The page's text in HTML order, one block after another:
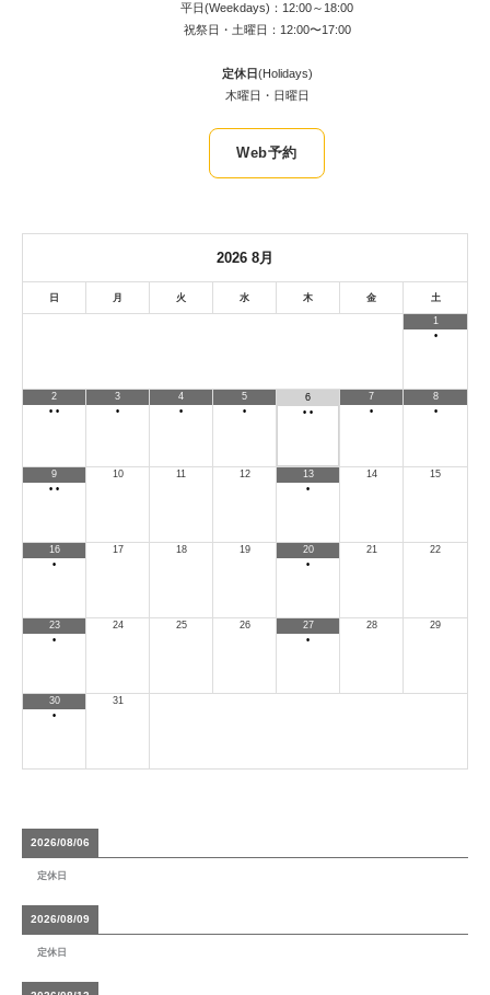
平日(Weekdays)：12:00～18:00
祝祭日・土曜日：12:00〜17:00
定休日(Holidays)
木曜日・日曜日
Web予約
2026 8月
日 月 火 水 木 金 土
1
•
2
• •
3
•
4
•
5
•
6
• •
7
•
8
•
9
• •
10 11 12
13
•
14 15
16
•
17 18 19
20
•
21 22
23
•
24 25 26
27
•
28 29
30
•
31
2026/08/06
定休日
2026/08/09
定休日